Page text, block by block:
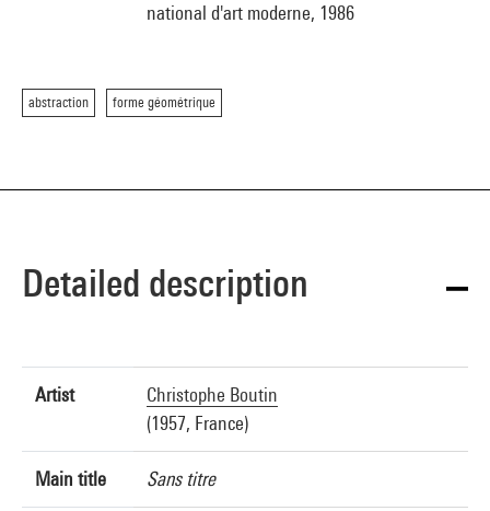
national d'art moderne, 1986
abstraction forme géométrique
Detailed description
Artist
Christophe Boutin
(1957, France)
Main title Sans titre